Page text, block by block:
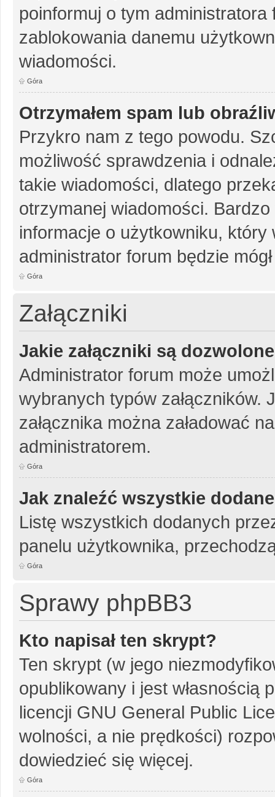
poinformuj o tym
zablokowania danemu
wiadomości.
Góra
Otrzymałem spam lub
Przykro nam z tego powodu.
możliwość sprawdzenia i
takie wiadomości, dlatego
otrzymanej wiadomości.
informacje o użytkowniku, który
administrator forum będzie
Góra
Załączniki
Jakie załączniki są
Administrator forum może
wybranych typów załączników.
załącznika można załadować
administratorem.
Góra
Jak znaleźć wszystkie
Listę wszystkich dodanych
panelu użytkownika,
Góra
Sprawy phpBB3
Kto napisał ten skrypt?
Ten skrypt (w jego
opublikowany i jest własnością
licencji GNU General Public
wolności, a nie prędkości)
dowiedzieć się więcej.
Góra